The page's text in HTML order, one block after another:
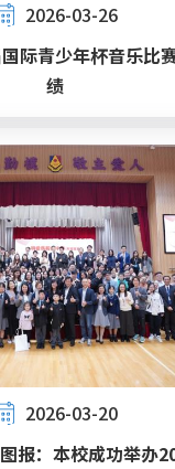
2026-03-26
际青少年杯音乐比
绩
2026-03-20
报：本校成功举办